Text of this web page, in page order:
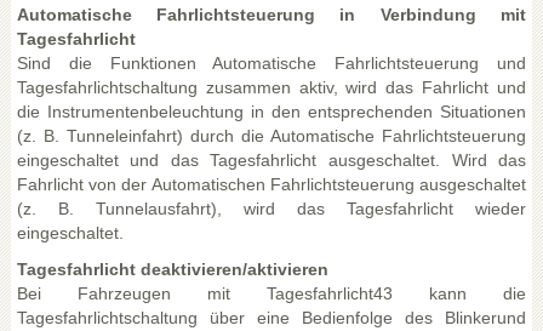
Automatische Fahrlichtsteuerung in Verbindung mit
Tagesfahrlicht
Sind die Funktionen Automatische Fahrlichtsteuerung und
Tagesfahrlichtschaltung zusammen aktiv, wird das Fahrlicht und
die Instrumentenbeleuchtung in den entsprechenden Situationen
(z. B. Tunneleinfahrt) durch die Automatische Fahrlichtsteuerung
eingeschaltet und das Tagesfahrlicht ausgeschaltet. Wird das
Fahrlicht von der Automatischen Fahrlichtsteuerung ausgeschaltet
(z. B. Tunnelausfahrt), wird das Tagesfahrlicht wieder
eingeschaltet.
Tagesfahrlicht deaktivieren/aktivieren
Bei Fahrzeugen mit Tagesfahrlicht43 kann die
Tagesfahrlichtschaltung über eine Bedienfolge des Blinkerund